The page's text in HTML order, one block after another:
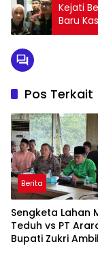
Kejati
Baru
Negara
Pos Terkait
Berita
Sengketa Lahan
Teduh vs PT
Bupati Zukri